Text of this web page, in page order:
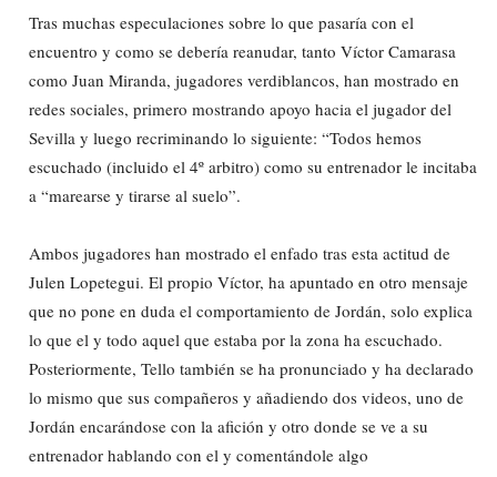
Tras muchas especulaciones sobre lo que pasaría con el
encuentro y como se debería reanudar, tanto Víctor Camarasa
como Juan Miranda, jugadores verdiblancos, han mostrado en
redes sociales, primero mostrando apoyo hacia el jugador del
Sevilla y luego recriminando lo siguiente: “Todos hemos
escuchado (incluido el 4º arbitro) como su entrenador le incitaba
a “marearse y tirarse al suelo”.
Ambos jugadores han mostrado el enfado tras esta actitud de
Julen Lopetegui. El propio Víctor, ha apuntado en otro mensaje
que no pone en duda el comportamiento de Jordán, solo explica
lo que el y todo aquel que estaba por la zona ha escuchado.
Posteriormente, Tello también se ha pronunciado y ha declarado
lo mismo que sus compañeros y añadiendo dos videos, uno de
Jordán encarándose con la afición y otro donde se ve a su
entrenador hablando con el y comentándole algo